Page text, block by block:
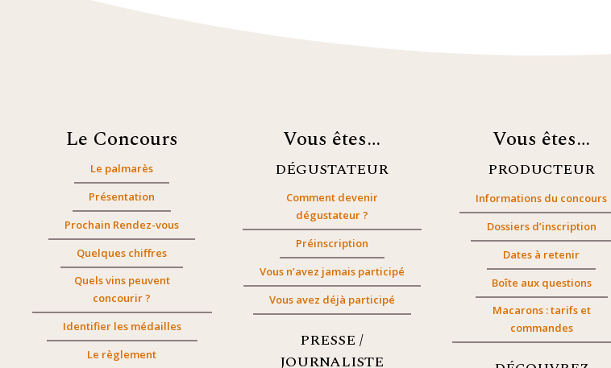
Le Concours
Le palmarès
Présentation
Prochain Rendez-vous
Quelques chiffres
Quels vins peuvent
concourir ?
Identifier les médailles
Le règlement
Vous êtes…
DÉGUSTATEUR
Comment devenir
dégustateur ?
Préinscription
Vous n’avez jamais participé
Vous avez déjà participé
PRESSE /
JOURNALISTE
Vous êtes…
PRODUCTEUR
Informations du concours
Dossiers d’inscription
Dates à retenir
Boîte aux questions
Macarons : tarifs et
commandes